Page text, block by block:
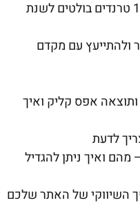
איך מקדמים אתר בגוגל – 10 טרנדים בולטים לשנת
ולהתייעץ עם מקדם
מה זה Featured Snippets ותוצאה אפס קליק ואיך
לדעת
מהם ואיך ניתן להגדיל